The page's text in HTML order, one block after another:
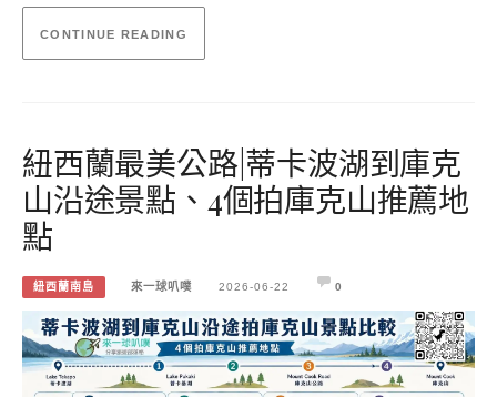
CONTINUE READING
紐西蘭最美公路|蒂卡波湖到庫克
山沿途景點、4個拍庫克山推薦地
點
紐西蘭南島 來一球叭噗 2026-06-22 0